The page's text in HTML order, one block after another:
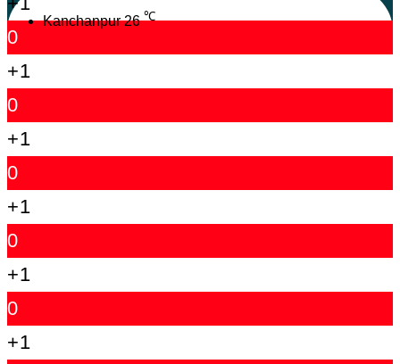
Kanchanpur 26℃
0
+1
0
+1
0
+1
0
+1
0
+1